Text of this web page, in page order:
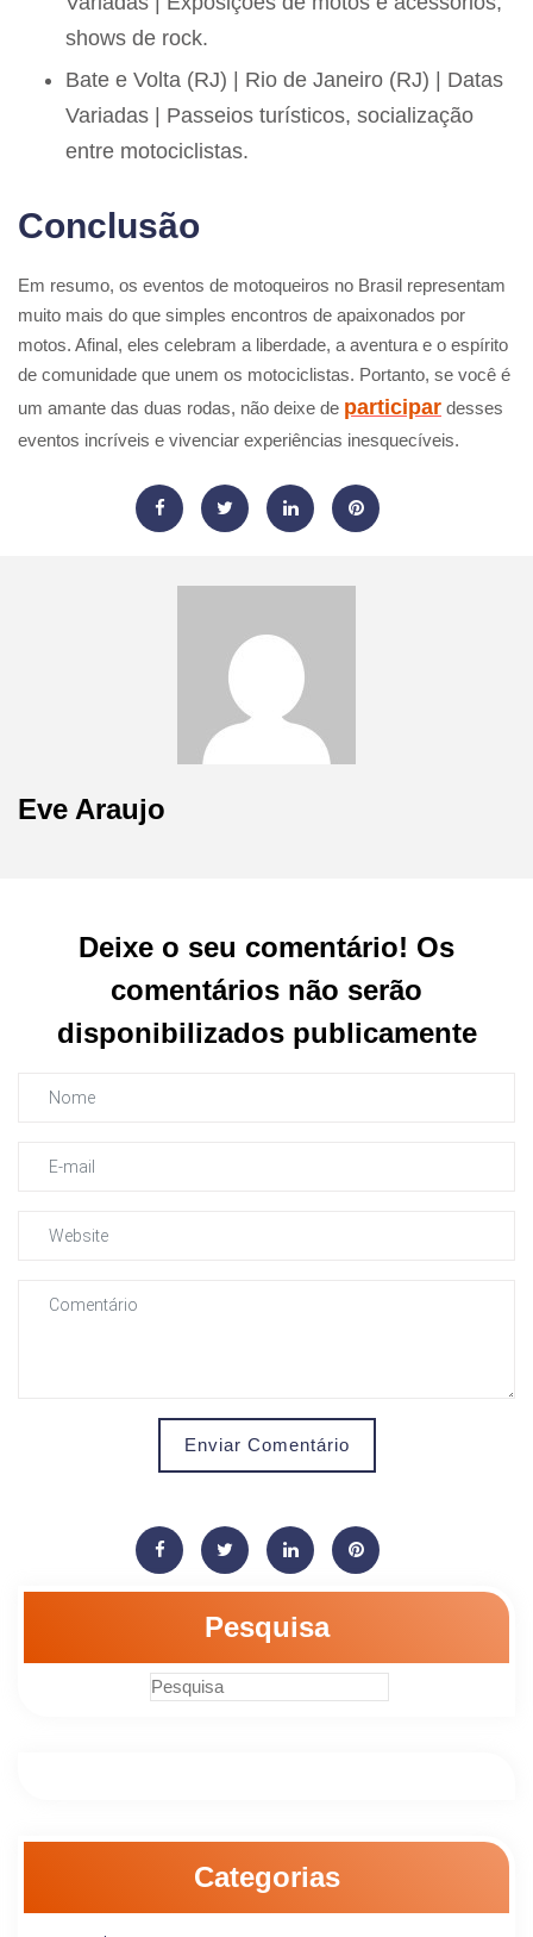
shows de rock.
Bate e Volta (RJ) | Rio de Janeiro (RJ) | Datas
Variadas | Passeios turísticos, socialização
entre motociclistas.
Conclusão
Em resumo, os eventos de motoqueiros no Brasil representam
muito mais do que simples encontros de apaixonados por
motos. Afinal, eles celebram a liberdade, a aventura e o espírito
de comunidade que unem os motociclistas. Portanto, se você é
um amante das duas rodas, não deixe de participar desses
eventos incríveis e vivenciar experiências inesquecíveis.
Eve Araujo
Deixe o seu comentário! Os
comentários não serão
disponibilizados publicamente
Enviar Comentário
Pesquisa
Categorias